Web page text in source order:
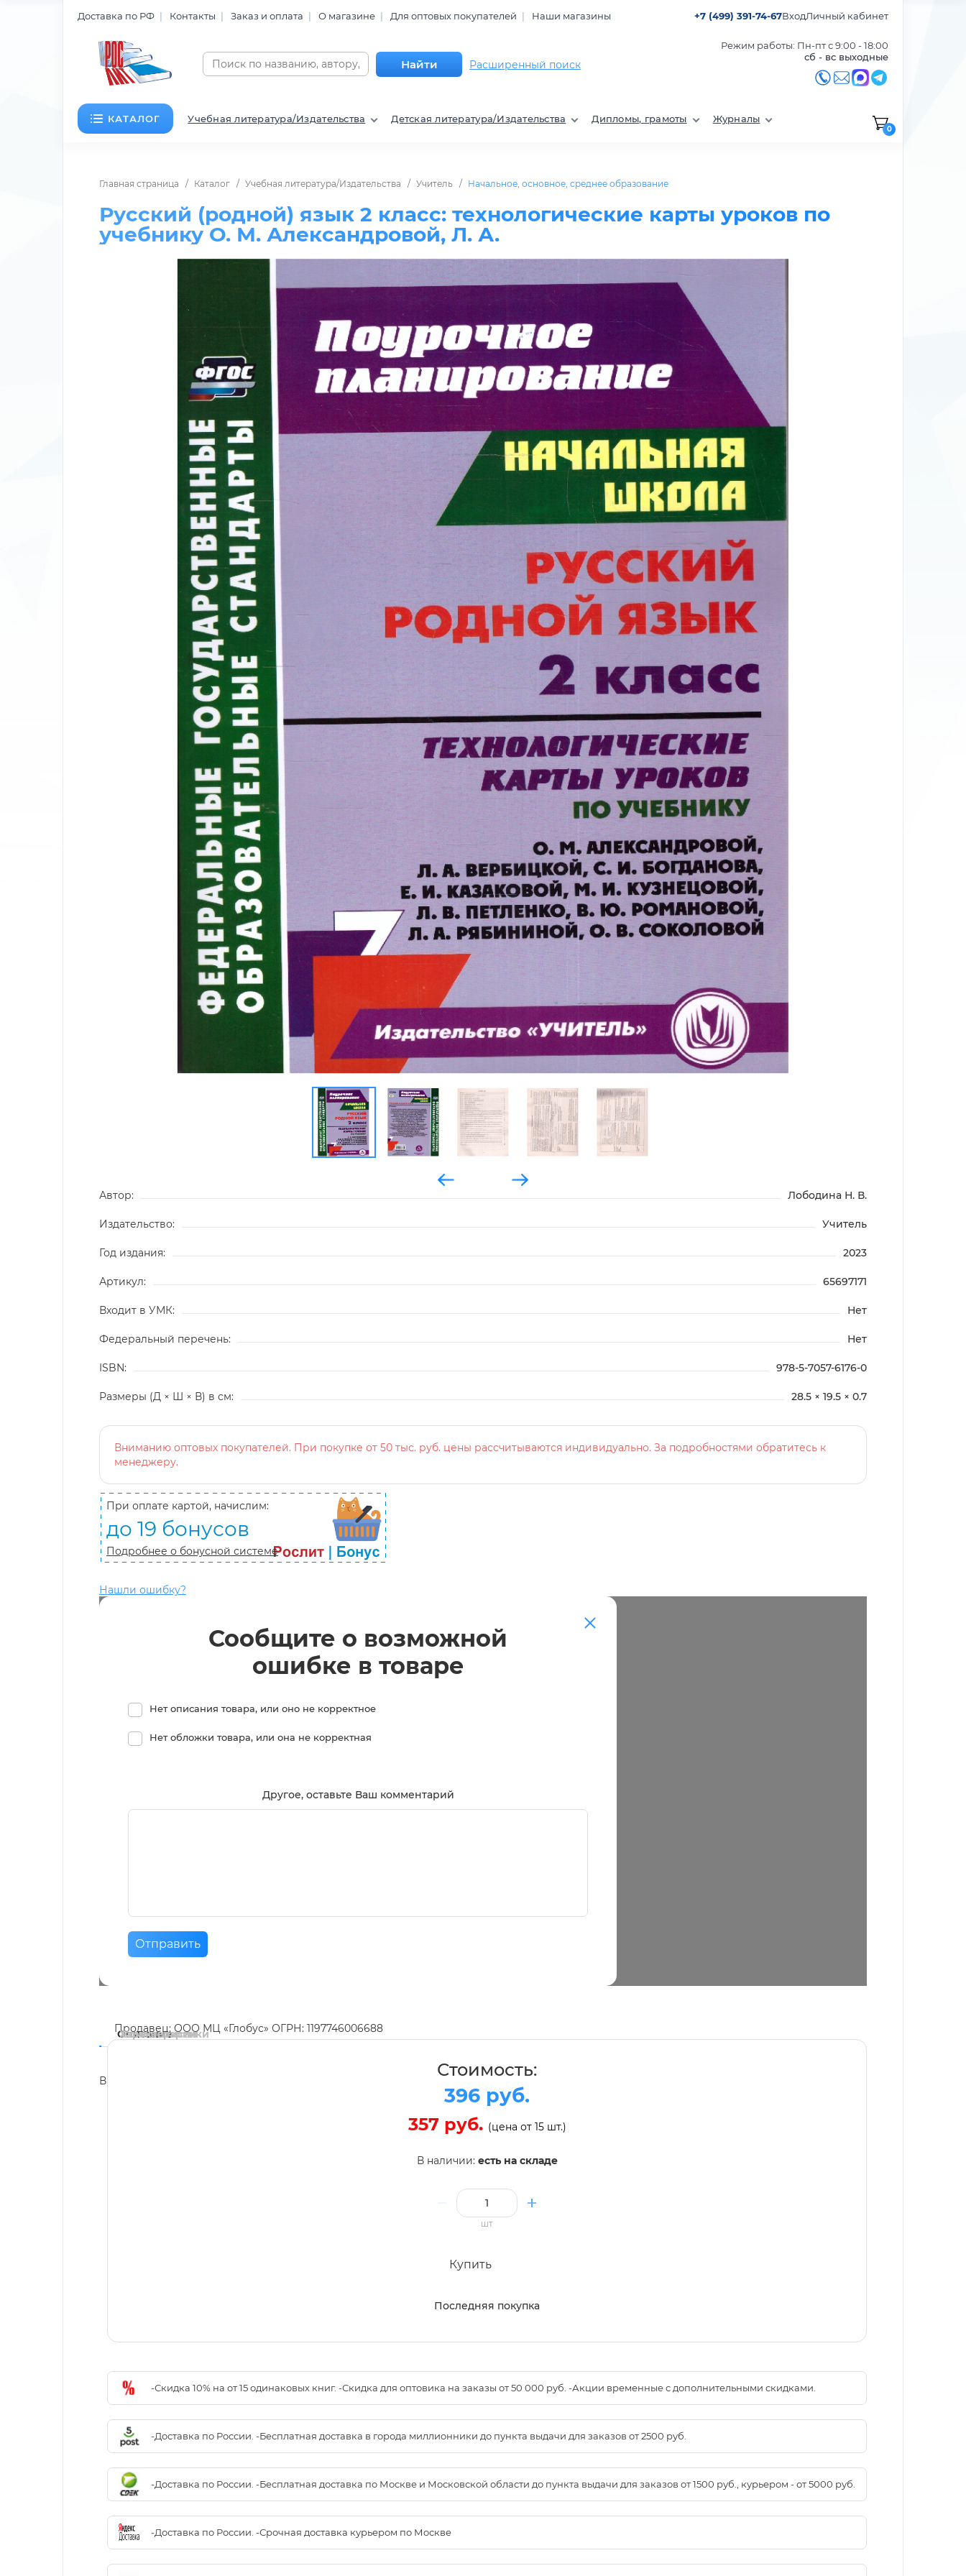
Доставка по РФ Контакты Заказ и оплата О магазине Для оптовых покупателей Наши магазины +7 (499) 391-74-67ВходЛичный кабинет
Найти Расширенный поиск
Режим работы: Пн-пт с 9:00 - 18:00
сб - вс выходные
КАТАЛОГ Учебная литература/Издательства Детская литература/Издательства Дипломы, грамоты Журналы
0
Главная страница Каталог Учебная литература/Издательства Учитель Начальное, основное, среднее образование
Русский (родной) язык 2 класс: технологические карты уроков по
учебнику О. М. Александровой, Л. А.
Автор: Лободина Н. В.
Издательство: Учитель
Год издания: 2023
Артикул: 65697171
Входит в УМК: Нет
Федеральный перечень: Нет
ISBN: 978-5-7057-6176-0
Размеры (Д × Ш × В) в см: 28.5 × 19.5 × 0.7
Вниманию оптовых покупателей. При покупке от 50 тыс. руб. цены рассчитываются индивидуально. За подробностями обратитесь к
менеджеру.
При оплате картой, начислим:
до 19 бонусов
Подробнее о бонусной системе
Нашли ошибку?
Сообщите о возможной
ошибке в товаре
Нет описания товара, или оно не корректное
Нет обложки товара, или она не корректная
Другое, оставьте Ваш комментарий
Отправить
Продавец: ООО МЦ «Глобус» ОГРН: 1197746006688
Стоимость:
396 руб.
357 руб. (цена от 15 шт.)
В наличии: есть на складе
шт
Купить
Последняя покупка
-Скидка 10% на от 15 одинаковых книг. -Скидка для оптовика на заказы от 50 000 руб. -Акции временные с дополнительными скидками.
-Доставка по России. -Бесплатная доставка в города миллионники до пункта выдачи для заказов от 2500 руб.
-Доставка по России. -Бесплатная доставка по Москве и Московской области до пункта выдачи для заказов от 1500 руб., курьером - от 5000 руб.
-Доставка по России. -Срочная доставка курьером по Москве
Описание
Характеристики
Комментарии
В